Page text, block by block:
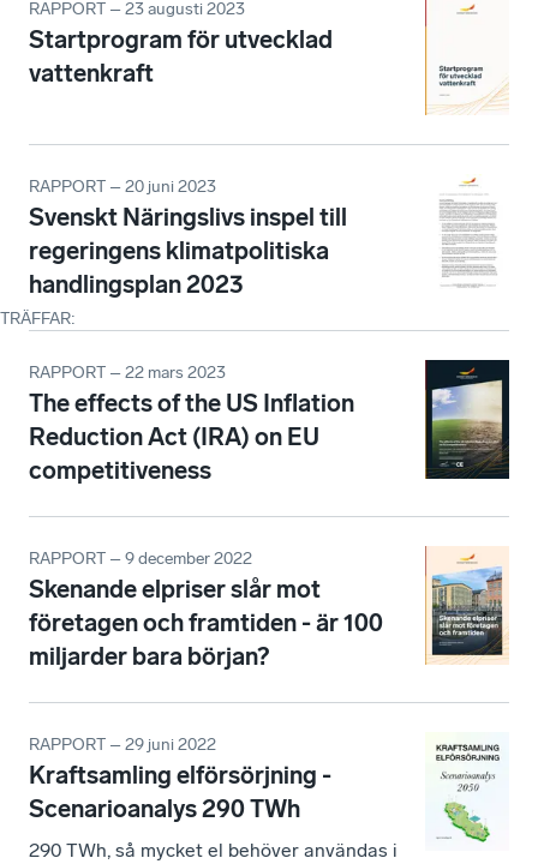
TRÄFFAR:
RAPPORT – 23 augusti 2023
Startprogram för utvecklad
vattenkraft
RAPPORT – 20 juni 2023
Svenskt Näringslivs inspel till
regeringens klimatpolitiska
handlingsplan 2023
RAPPORT – 22 mars 2023
The effects of the US Inflation
Reduction Act (IRA) on EU
competitiveness
RAPPORT – 9 december 2022
Skenande elpriser slår mot
företagen och framtiden - är 100
miljarder bara början?
RAPPORT – 29 juni 2022
Kraftsamling elförsörjning -
Scenarioanalys 290 TWh
290 TWh, så mycket el behöver användas i